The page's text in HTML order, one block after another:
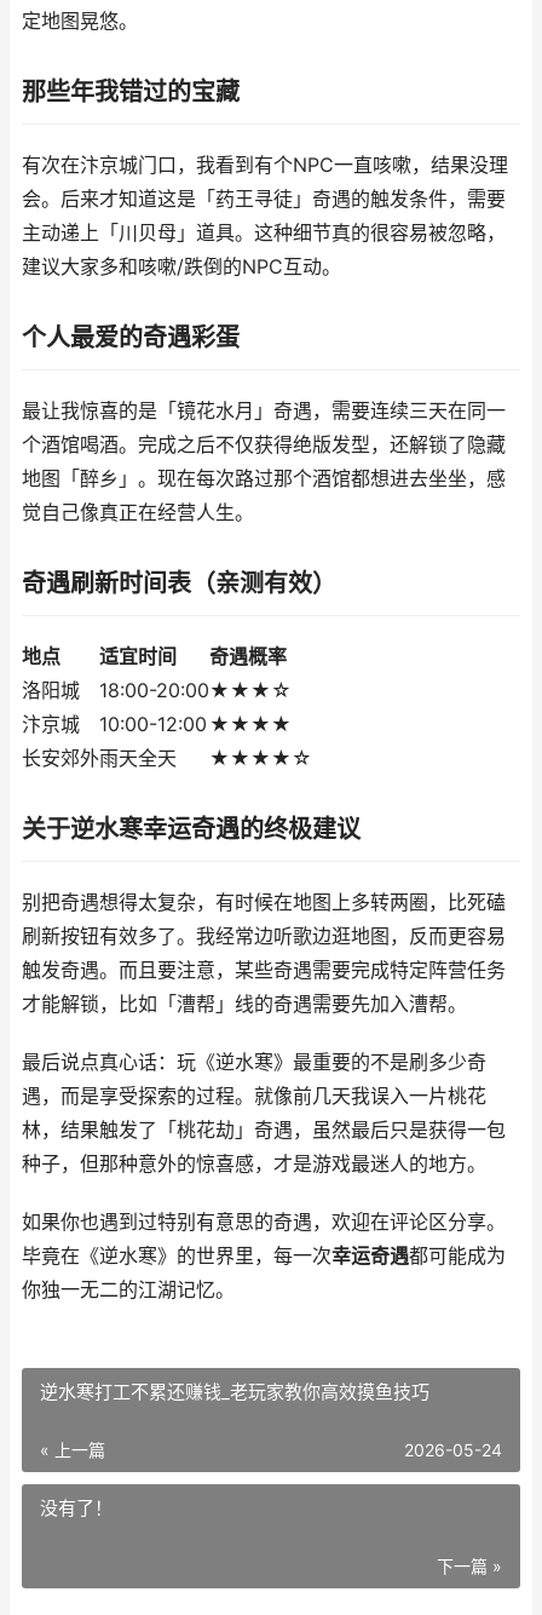
定地图晃悠。
那些年我错过的宝藏
有次在汴京城门口，我看到有个NPC一直咳嗽，结果没理
会。后来才知道这是「药王寻徒」奇遇的触发条件，需要
主动递上「川贝母」道具。这种细节真的很容易被忽略，
建议大家多和咳嗽/跌倒的NPC互动。
个人最爱的奇遇彩蛋
最让我惊喜的是「镜花水月」奇遇，需要连续三天在同一
个酒馆喝酒。完成之后不仅获得绝版发型，还解锁了隐藏
地图「醉乡」。现在每次路过那个酒馆都想进去坐坐，感
觉自己像真正在经营人生。
奇遇刷新时间表（亲测有效）
地点 适宜时间
奇遇概率
洛阳城
18:00-20:00★★★☆
汴京城
10:00-12:00 ★★★★
长安郊外雨天全天 ★★★★☆
关于逆水寒幸运奇遇的终极建议
别把奇遇想得太复杂，有时候在地图上多转两圈，比死磕
刷新按钮有效多了。我经常边听歌边逛地图，反而更容易
触发奇遇。而且要注意，某些奇遇需要完成特定阵营任务
才能解锁，比如「漕帮」线的奇遇需要先加入漕帮。
最后说点真心话：玩《逆水寒》最重要的不是刷多少奇
遇，而是享受探索的过程。就像前几天我误入一片桃花
林，结果触发了「桃花劫」奇遇，虽然最后只是获得一包
种子，但那种意外的惊喜感，才是游戏最迷人的地方。
如果你也遇到过特别有意思的奇遇，欢迎在评论区分享。
毕竟在《逆水寒》的世界里，每一次幸运奇遇都可能成为
你独一无二的江湖记忆。
逆水寒打工不累还赚钱_老玩家教你高效摸鱼技巧
« 上一篇 2026-05-24
没有了！
下一篇 »